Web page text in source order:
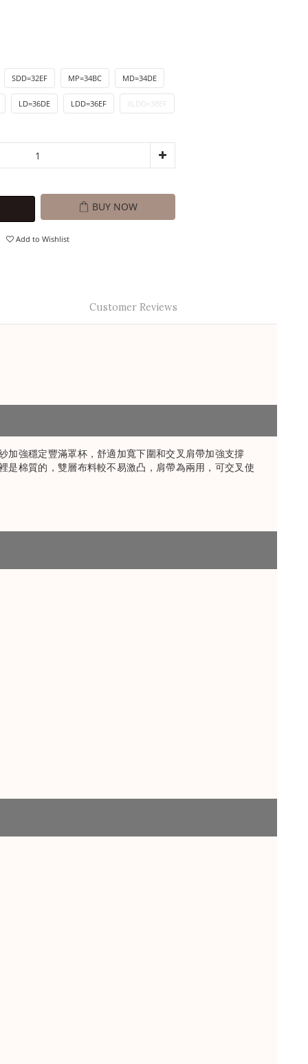
SDD=32EF MP=34BC MD=34DE
LD=36DE LDD=36EF XLDD=38EF
BUY NOW
Add to Wishlist
Customer Reviews
加強穩定豐滿罩杯，舒適加寬下圍和交叉肩帶加強支撐
是棉質的，雙層布料較不易激凸，肩帶為兩用，可交叉使